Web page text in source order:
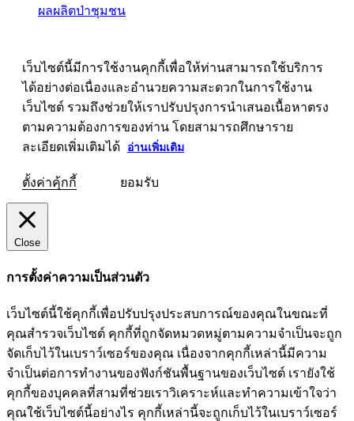
ผลผลิตป่าชุมชน
เว็บไซต์นี้มีการใช้งานคุกกี้เพื่อให้ท่านสามารถใช้บริการ
ได้อย่างต่อเนื่องและอำนวยความสะดวกในการใช้งาน
เว็บไซต์ รวมถึงช่วยให้เราปรับปรุงการนำเสนอเนื้อหาตรง
ตามความต้องการของท่าน โดยสามารถศึกษาราย
ละเอียดเพิ่มเติมได้
อ่านเพิ่มเติม
ตั้งค่าคุ้กกี้ ยอมรับ
Close
การตั้งค่าความเป็นส่วนตัว
เว็บไซต์นี้ใช้คุกกี้เพื่อปรับปรุงประสบการณ์ของคุณในขณะที่
คุณสำรวจเว็บไซต์ คุกกี้ที่ถูกจัดหมวดหมู่ตามความจำเป็นจะถูก
จัดเก็บไว้ในเบราว์เซอร์ของคุณ เนื่องจากคุกกี้เหล่านี้มีความ
จำเป็นต่อการทำงานของฟังก์ชันพื้นฐานของเว็บไซต์ เรายังใช้
คุกกี้ของบุคคลที่สามที่ช่วยเราวิเคราะห์และทำความเข้าใจว่า
คุณใช้เว็บไซต์นี้อย่างไร คุกกี้เหล่านี้จะถูกเก็บไว้ในเบราว์เซอร์